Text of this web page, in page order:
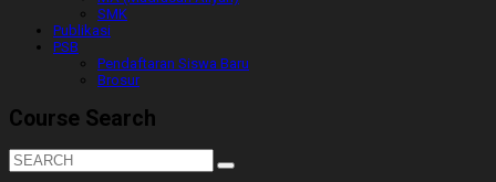
SMK
Publikasi
PSB
Pendaftaran Siswa Baru
Brosur
Course Search